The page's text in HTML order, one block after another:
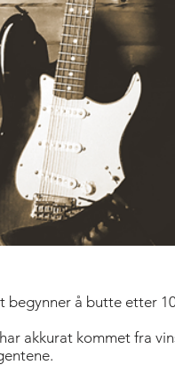
begynner å butte etter
akkurat kommet fra